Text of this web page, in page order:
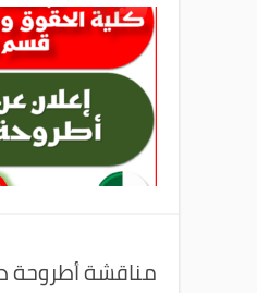
مناقشة أطروحة